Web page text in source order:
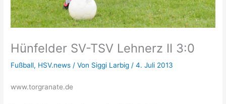
Hünfelder SV-TSV Lehnerz II 3:0
Fußball, HSV.news / Von Siggi Larbig /4. Juli 2013
www.torgranate.de